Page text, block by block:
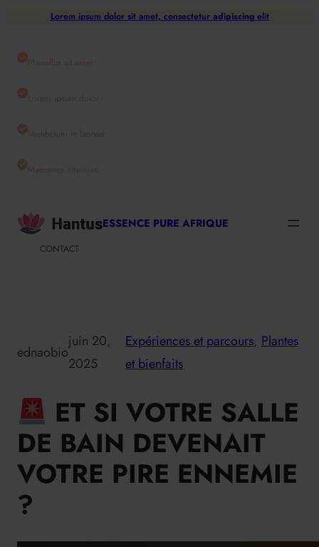
contenu
Lorem ipsum dolor sit amet, consectetur adipiscing elit
Phasellus sit amet
Lorem ipsum dolor
Vestibulum in laoreet
Maecenas interdum
ESSENCE PURE AFRIQUE
CONTACT
ednaobio
juin 20,
2025
Expériences et parcours, Plantes
et bienfaits
ET SI VOTRE SALLE
DE BAIN DEVENAIT
VOTRE PIRE ENNEMIE
?